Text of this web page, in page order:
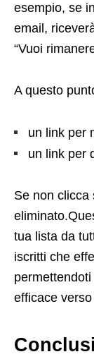
esempio, se
email,
“Vuoi
A questo
un link per
un link per
Se non clicca
tua lista da
iscritti che
efficace